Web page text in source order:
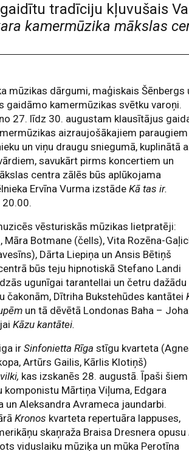
tradīciju kļuvušais
kamermūzika mākslas
mūzikas dārgumi, maģiskais Šēnbergs
gaidāmo kamermūzikas svētku varoņi.
27. līdz 30. augustam klausītājus
aizraujošākajiem paraugiem
un viņu draugu sniegumā, kuplinātā
savukārt pirms koncertiem un
centra zālēs būs aplūkojama
Ervīna Vurma izstādeKā tas ir.
20.00.
vēsturiskās mūzikas lietpratēji:
Māra Botmane (čells), Vita Rozēna-
Dārta Liepiņa un Ansis Bētiņš
būs teju hipnotiskā Stefano Landi
ugunīgai tarantellai un četru dažādu
čakonām, Dītriha Bukstehūdes kantātei
un tā dēvētā Londonas Baha –
Kāzu kantātei.
irSinfonietta Rīgastīgu kvarteta
Artūrs Gailis, Kārlis Klotiņš)
kas izskanēs 28. augustā. Īpaši šiem
Mārtiņa Viļuma, Edgara
un Aleksandra Avrameca jaundarbi.
Kronos kvarteta repertuāra lappuses,
skaņraža Braisa Dresnera opusu
viduslaiku mūziķa un mūka Perotīna